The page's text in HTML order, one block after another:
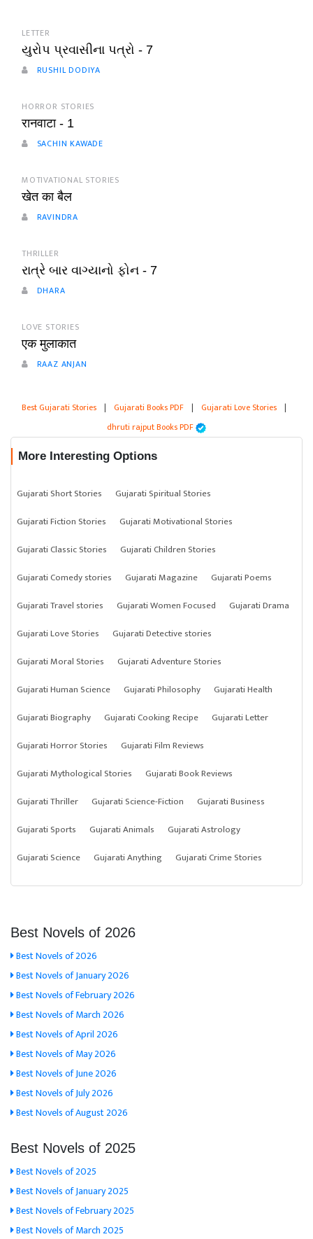
LETTER
યુરોપ પ્રવાસીના પત્રો - 7
RUSHIL DODIYA
HORROR STORIES
रानवाटा - 1
SACHIN KAWADE
MOTIVATIONAL STORIES
खेत का बैल
RAVINDRA
THRILLER
રાત્રે બાર વાગ્યાનો ફોન - 7
DHARA
LOVE STORIES
एक मुलाकात
RAAZ ANJAN
Best Gujarati Stories | Gujarati Books PDF | Gujarati Love Stories |
dhruti rajput Books PDF
More Interesting Options
Gujarati Short Stories
Gujarati Spiritual Stories
Gujarati Fiction Stories
Gujarati Motivational Stories
Gujarati Classic Stories
Gujarati Children Stories
Gujarati Comedy stories
Gujarati Magazine
Gujarati Poems
Gujarati Travel stories
Gujarati Women Focused
Gujarati Drama
Gujarati Love Stories
Gujarati Detective stories
Gujarati Moral Stories
Gujarati Adventure Stories
Gujarati Human Science
Gujarati Philosophy
Gujarati Health
Gujarati Biography
Gujarati Cooking Recipe
Gujarati Letter
Gujarati Horror Stories
Gujarati Film Reviews
Gujarati Mythological Stories
Gujarati Book Reviews
Gujarati Thriller
Gujarati Science-Fiction
Gujarati Business
Gujarati Sports
Gujarati Animals
Gujarati Astrology
Gujarati Science
Gujarati Anything Gujarati Crime Stories
Best Novels of 2026
Best Novels of 2026
Best Novels of January 2026
Best Novels of February 2026
Best Novels of March 2026
Best Novels of April 2026
Best Novels of May 2026
Best Novels of June 2026
Best Novels of July 2026
Best Novels of August 2026
Best Novels of 2025
Best Novels of 2025
Best Novels of January 2025
Best Novels of February 2025
Best Novels of March 2025